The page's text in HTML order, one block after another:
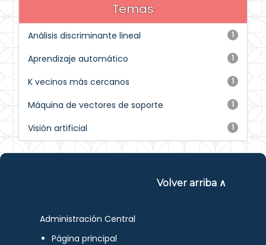
Temas
1
Análisis discriminante lineal
1
Aprendizaje automático
1
K vecinos más cercanos
1
Máquina de vectores de soporte
1
Visión artificial
Volver arriba ∧
Administración Central
Página principal